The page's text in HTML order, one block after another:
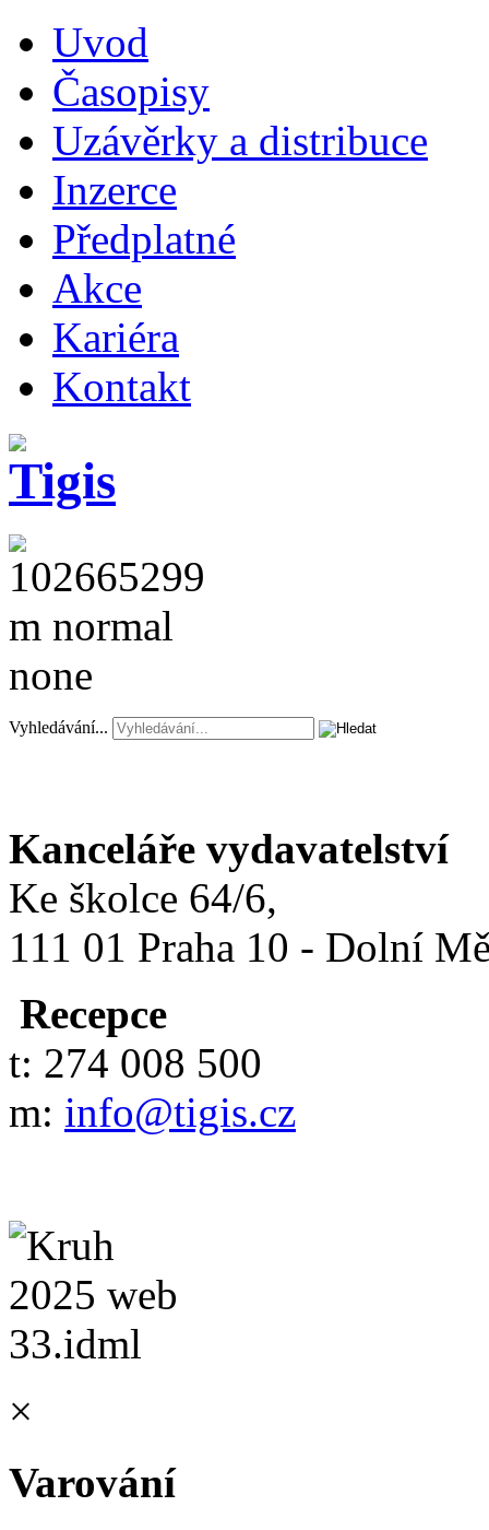
Uvod
Časopisy
Uzávěrky a distribuce
Inzerce
Předplatné
Akce
Kariéra
Kontakt
Vyhledávání...
Kanceláře vydavatelství
Ke školce 64/6,
111 01 Praha 10 - Dolní
Recepce
t: 274 008 500
m: info@tigis.cz
×
Varování